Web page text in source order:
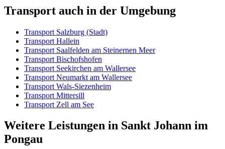
Transport auch in der Umgebung
Transport Salzburg (Stadt)
Transport Hallein
Transport Saalfelden am Steinernen Meer
Transport Bischofshofen
Transport Seekirchen am Wallersee
Transport Neumarkt am Wallersee
Transport Wals-Siezenheim
Transport Mittersill
Transport Zell am See
Weitere Leistungen in Sankt Johann im
Pongau